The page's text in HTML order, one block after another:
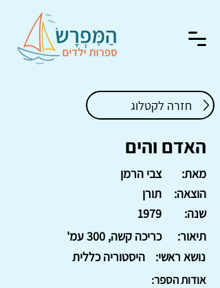
חזרה לקטלוג
האדם והים
צבי הרמן
מאת:
תורן
הוצאה:
1979
שנה:
כריכה קשה, 300 עמ'
תיאור:
היסטוריה כללית
נושא ראשי:
אודות הספר: